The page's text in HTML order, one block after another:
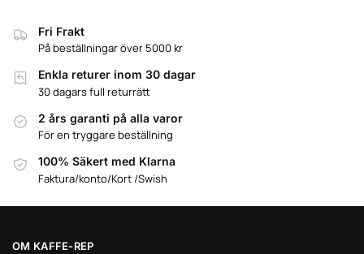
Fri Frakt
På beställningar över 5000 kr
Enkla returer inom 30 dagar
30 dagars full returrätt
2 års garanti på alla varor
För en tryggare beställning
100% Säkert med Klarna
Faktura/konto/Kort /Swish
OM KAFFE-REP